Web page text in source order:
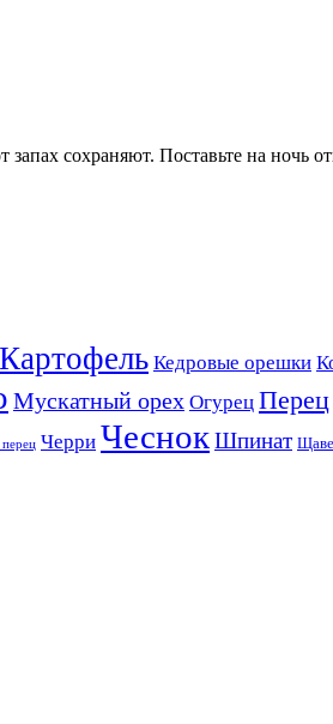
запах сохраняют. Поставьте на
Картофель Кедровые орешки
Мускатный орех Огурец Перец
Черри ЧеснокШпинат